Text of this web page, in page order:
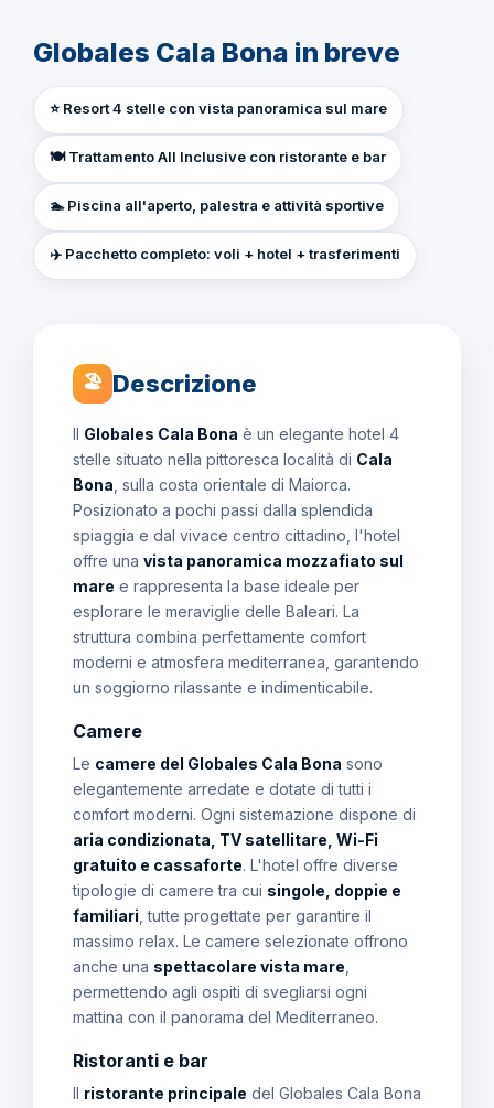
Globales Cala Bona in breve
⭐ Resort 4 stelle con vista panoramica sul mare
🍽️ Trattamento All Inclusive con ristorante e bar
🏊 Piscina all'aperto, palestra e attività sportive
✈️ Pacchetto completo: voli + hotel + trasferimenti
🏖 Descrizione
Il Globales Cala Bona è un elegante hotel 4
stelle situato nella pittoresca località di Cala
Bona , sulla costa orientale di Maiorca.
Posizionato a pochi passi dalla splendida
spiaggia e dal vivace centro cittadino, l'hotel
offre una vista panoramica mozzafiato sul
mare e rappresenta la base ideale per
esplorare le meraviglie delle Baleari. La
struttura combina perfettamente comfort
moderni e atmosfera mediterranea, garantendo
un soggiorno rilassante e indimenticabile.
Camere
Le camere del Globales Cala Bona sono
elegantemente arredate e dotate di tutti i
comfort moderni. Ogni sistemazione dispone di
aria condizionata, TV satellitare, Wi-Fi
gratuito e cassaforte. L'hotel offre diverse
tipologie di camere tra cui singole, doppie e
familiari , tutte progettate per garantire il
massimo relax. Le camere selezionate offrono
anche una spettacolare vista mare
permettendo agli ospiti di svegliarsi ogni
mattina con il panorama del Mediterraneo.
Ristoranti e bar
Il ristorante principale del Globales Cala Bona